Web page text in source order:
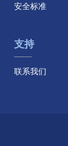
安全标准
支持
联系我们